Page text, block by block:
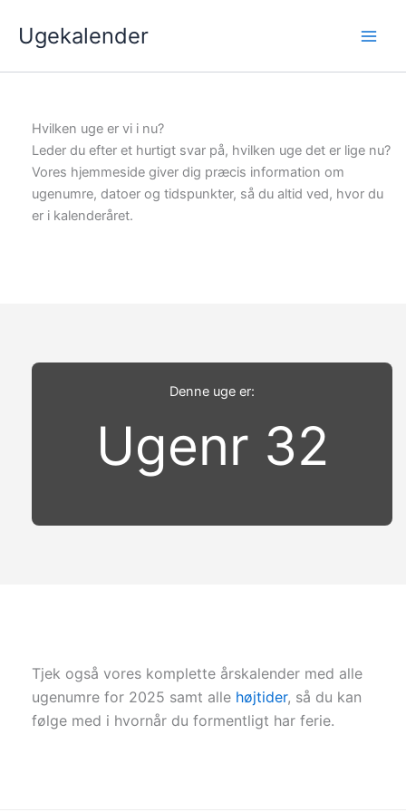
indholdet
Ugekalender
Hvilken uge er vi i nu?
Leder du efter et hurtigt svar på, hvilken uge det er lige nu?
Vores hjemmeside giver dig præcis information om
ugenumre, datoer og tidspunkter, så du altid ved, hvor du
er i kalenderåret.
Denne uge er:
Ugenr 32
Tjek også vores komplette årskalender med alle
ugenumre for 2025 samt alle højtider, så du kan
følge med i hvornår du formentligt har ferie.